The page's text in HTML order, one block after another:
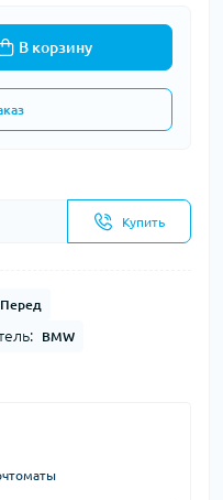
В корзину
Купить
Перед
BMW